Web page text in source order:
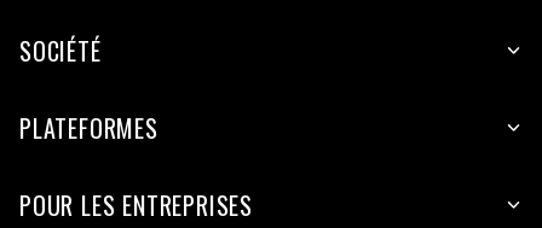
SOCIÉTÉ
PLATEFORMES
POUR LES ENTREPRISES